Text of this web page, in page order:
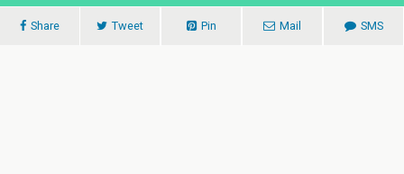
Share Tweet Pin Mail SMS